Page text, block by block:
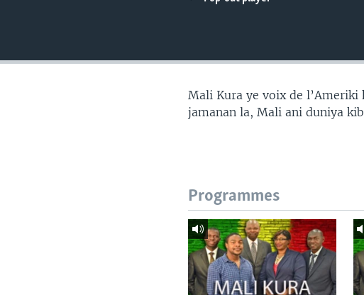
Mali Kura ye voix de
jamanan la, Mali ani duniya
Programmes